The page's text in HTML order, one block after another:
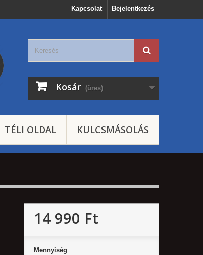
Bejelentkezés
Kapcsolat
Kosár (üres)
TÉLI OLDAL KULCSMÁSOLÁS
14 990 Ft‎
Mennyiség